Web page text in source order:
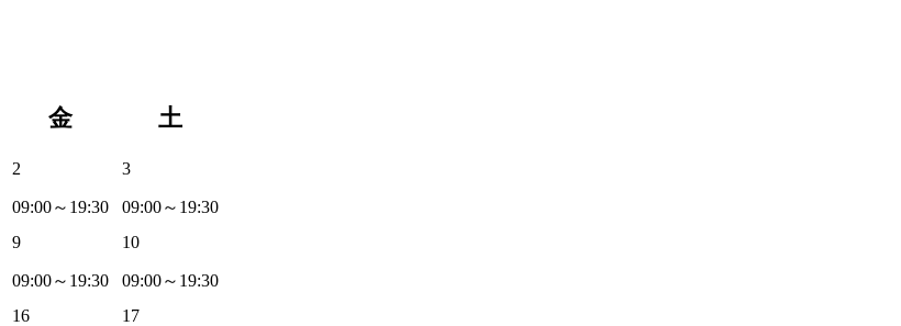
金 土
2
09:00～19:30
3
09:00～19:30
9
09:00～19:30
10
09:00～19:30
16 17